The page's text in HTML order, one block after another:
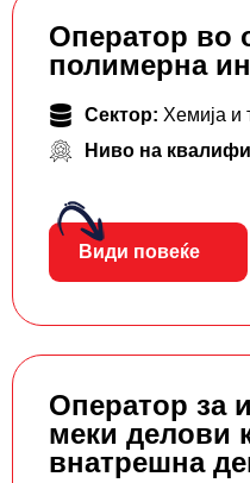
Оператор во
полимерна
Сектор: Хемија и
Ниво на
Види повеќе
Оператор за
меки делови
внатрешна